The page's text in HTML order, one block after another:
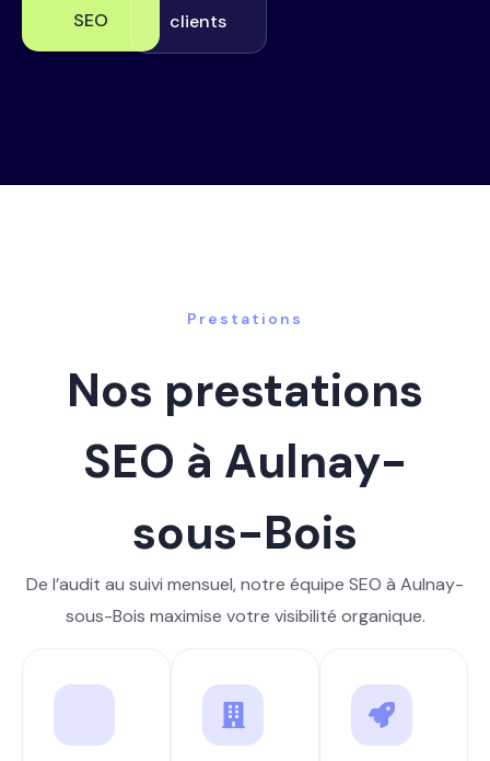
SEO
clients
Prestations
Nos prestations
SEO à Aulnay-
sous-Bois
De l’audit au suivi mensuel, notre équipe SEO à Aulnay-
sous-Bois maximise votre visibilité organique.